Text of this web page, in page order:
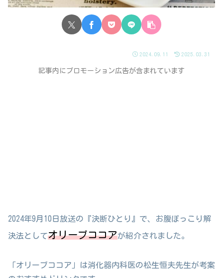
2024.09.11 2025.03.31
記事内にプロモーション広告が含まれています
2024年9月10日放送の『決断ひとり』で、お腹ぽっこり解
決法としてオリーブココアが紹介されました。
「オリーブココア」は消化器内科医の松生恒夫先生が考案